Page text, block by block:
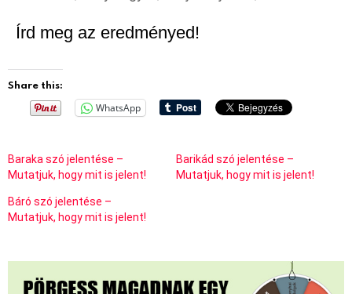
Írd meg az eredményed!
Share this:
WhatsApp
Baraka szó jelentése –
Mutatjuk, hogy mit is jelent!
Barikád szó jelentése –
Mutatjuk, hogy mit is jelent!
Báró szó jelentése –
Mutatjuk, hogy mit is jelent!